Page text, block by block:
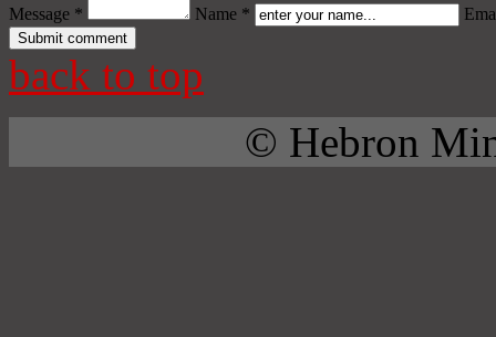
Message * Name *
back to top
© Hebron